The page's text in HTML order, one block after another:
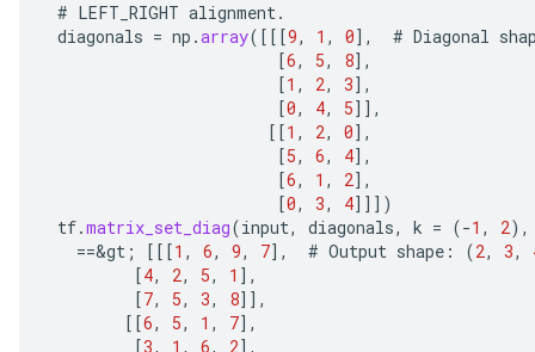
# LEFT_RIGHT alignment.
diagonals = np .array( [[[9, 1 , 0] , # Diagonal
[6, 5, 8] ,
[1 , 2, 3] ,
[0, 4, 5]] ,
[[1 , 2, 0] ,
[5, 6, 4] ,
[6, 1 , 2] ,
[0, 3, 4]]] )
tf.matrix_set_diag(input, diagonals, k = (-1 , 2),
==&gt ; [[[1 , 6, 9, 7] , # Output shape : (2, 3,
[4, 2, 5, 1 ] ,
[7, 5, 3, 8]] ,
[[6, 5, 1 , 7] ,
[3, 1 , 6, 2] ,